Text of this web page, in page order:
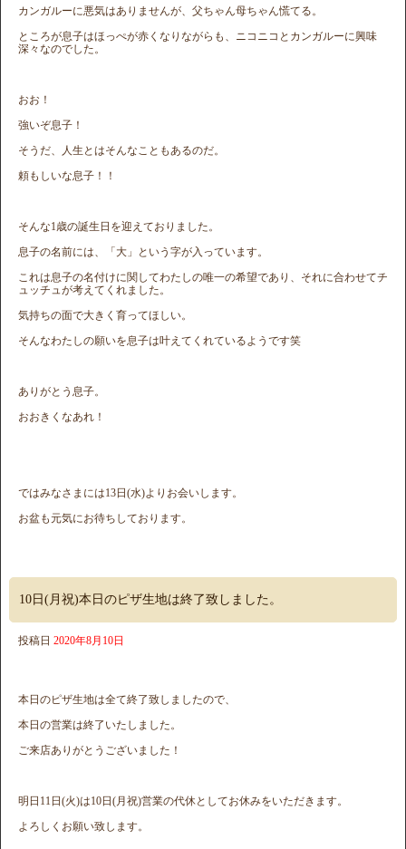
カンガルーに悪気はありませんが、父ちゃん母ちゃん慌てる。
ところが息子はほっぺが赤くなりながらも、ニコニコとカンガルーに興味
深々なのでした。
おお！
強いぞ息子！
そうだ、人生とはそんなこともあるのだ。
頼もしいな息子！！
そんな1歳の誕生日を迎えておりました。
息子の名前には、「大」という字が入っています。
これは息子の名付けに関してわたしの唯一の希望であり、それに合わせてチ
ュッチュが考えてくれました。
気持ちの面で大きく育ってほしい。
そんなわたしの願いを息子は叶えてくれているようです笑
ありがとう息子。
おおきくなあれ！
ではみなさまには13日(水)よりお会いします。
お盆も元気にお待ちしております。
10日(月祝)本日のピザ生地は終了致しました。
投稿日 2020年8月10日
本日のピザ生地は全て終了致しましたので、
本日の営業は終了いたしました。
ご来店ありがとうございました！
明日11日(火)は10日(月祝)営業の代休としてお休みをいただきます。
よろしくお願い致します。